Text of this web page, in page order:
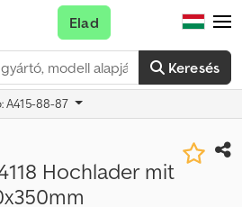
Keresés
Elad
A415-88-87
Hochlader mit